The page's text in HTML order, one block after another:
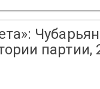
партии,